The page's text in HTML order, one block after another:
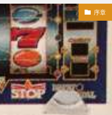
序章